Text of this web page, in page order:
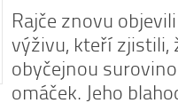
Rajče znovu
výživu, kteří zjistili,
obyčejnou
omáček. Jeho